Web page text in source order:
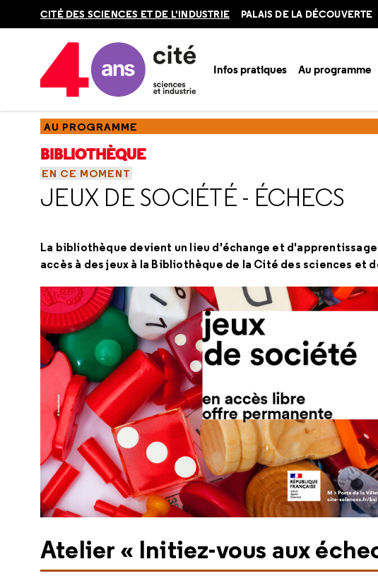
CITÉ DES SCIENCES ET DE L'INDUSTRIE PALAIS DE LA DÉCOUVERTE
Infos pratiques Au programme
Accueil Au programme
AU PROGRAMME
BIBLIOTHÈQUE
EN CE MOMENT
JEUX DE SOCIÉTÉ - ÉCHECS
La bibliothèque devient un lieu d'échange et
accès à des jeux à la Bibliothèque de la Cité des sciences et
Atelier « Initiez-vous aux